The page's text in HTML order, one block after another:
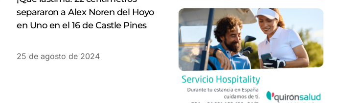
separaron a Alex Noren del Hoyo
en Uno en el 16 de Castle Pines
25 de agosto de 2024